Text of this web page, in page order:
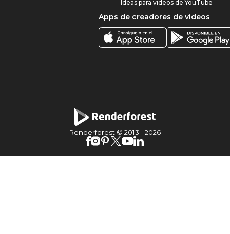
Ideas para videos de YouTube
Apps de creadores de videos
Renderforest © 2013 -2026